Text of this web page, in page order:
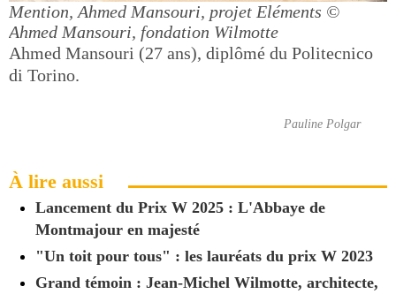
Mention, Ahmed Mansouri, projet Eléments ©
Ahmed Mansouri, fondation Wilmotte
Ahmed Mansouri (27 ans), diplômé du Politecnico
di Torino.
Pauline Polgar
À lire aussi
Lancement du Prix W 2025 : L'Abbaye de
Montmajour en majesté
"Un toit pour tous" : les lauréats du prix W 2023
Grand témoin : Jean-Michel Wilmotte, architecte,